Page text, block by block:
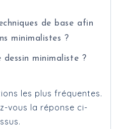
de base afin
minimalistes ?
dessin minimaliste ?
les plus fréquentes.
vous la réponse ci-